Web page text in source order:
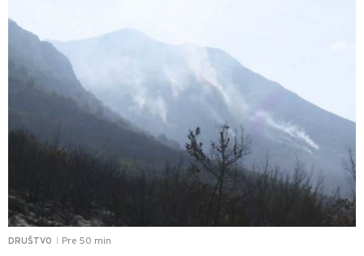
DRUŠTVO Pre 50 min